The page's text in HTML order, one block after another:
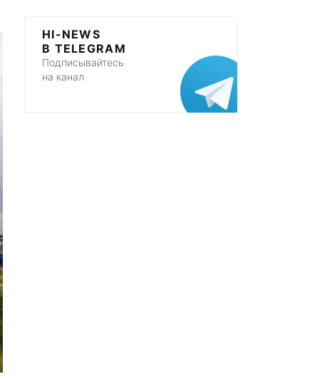
HI-NEWS
В TELEGRAM
Подписывайтесь
на канал